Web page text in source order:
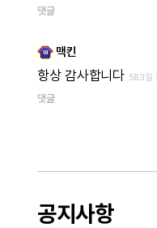
댓글
맥킨
항상 감사합니다 583일
댓글
공지사항